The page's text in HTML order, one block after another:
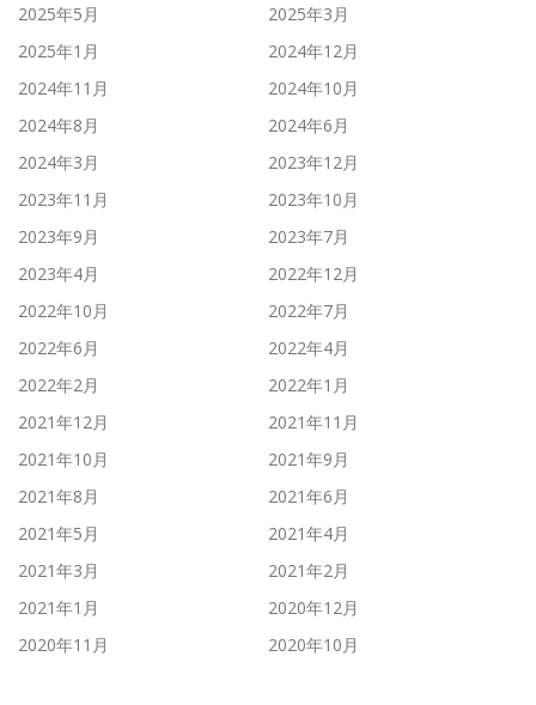
2025年5月
2025年3月
2025年1月
2024年12月
2024年11月
2024年10月
2024年8月
2024年6月
2024年3月
2023年12月
2023年11月
2023年10月
2023年9月
2023年7月
2023年4月
2022年12月
2022年10月
2022年7月
2022年6月
2022年4月
2022年2月
2022年1月
2021年12月
2021年11月
2021年10月
2021年9月
2021年8月
2021年6月
2021年5月
2021年4月
2021年3月
2021年2月
2021年1月
2020年12月
2020年11月
2020年10月